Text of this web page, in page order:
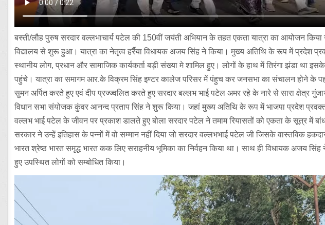
बस्ती/लौह पुरुष सरदार वल्लभाचार्य पटेल की 150वीं जयंती अभियान के तहत एकता यात्रा का आयोजन
विद्यालय से शुरू हुआ। यात्रा का नेतृत्व हर्रैया विधायक अजय सिंह ने किया। मुख्य अतिथि के रूप में प्रदेश
स्थानीय लोग, प्रधान और सामाजिक कार्यकर्ता बड़ी संख्या मे शामिल हुए। लोगों के हाथ में तिरंगा झंडा था
पहुंचे। यात्रा का समागम आर.के विक्रम सिंह इण्टर कालेज परिसर में पंहुच कर जनसभा का संचालन होने के
सुमन अर्पित करते हुए एवं दीप प्रज्ज्वलित करते हुए सरदार बल्लभ भाई पटेल अमर रहे के नारे से सारा क्षेत्र
विधान सभा संयोजक कुंवर आनन्द प्रताप सिंह ने शुरू किया। जहां मुख्य अतिथि के रूप में भाजपा प्रदेश
वल्लभ भाई पटेल के जीवन पर प्रकाश डालते हुए बोला सरदार पटेल ने तमाम रियासतों को एकता के सूत्र में
सरकार ने उन्हें इतिहास के पन्नों में वो सम्मान नहीं दिया जो सरदार वल्लभभाई पटेल जी जिसके वास्तविक
भारत श्रेष्ठ भारत समृद्ध भारत कक लिए सराहनीय भूमिका का निर्वहन किया था। साथ ही विधायक अजय
हुए उपस्थित लोगों को सम्बोधित किया।